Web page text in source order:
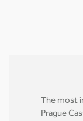
The
Prague